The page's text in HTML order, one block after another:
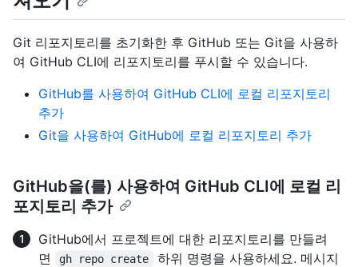
Git 리포지토리를 초기화한 후 GitHub 또는 Git을 사용하
여 GitHub CLI에 리포지토리를 푸시할 수 있습니다.
GitHub를 사용하여 GitHub CLI에 로컬 리포지토리
추가
Git을 사용하여 GitHub에 로컬 리포지토리 추가
GitHub을(를) 사용하여 GitHub CLI에 로컬 리
포지토리 추가
GitHub에서 프로젝트에 대한 리포지토리를 만들려
면
gh repo create
하위 명령을 사용하세요. 메시지